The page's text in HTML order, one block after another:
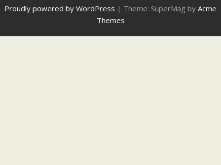
Proudly powered by WordPress | Theme: SuperMag by Acme
Themes